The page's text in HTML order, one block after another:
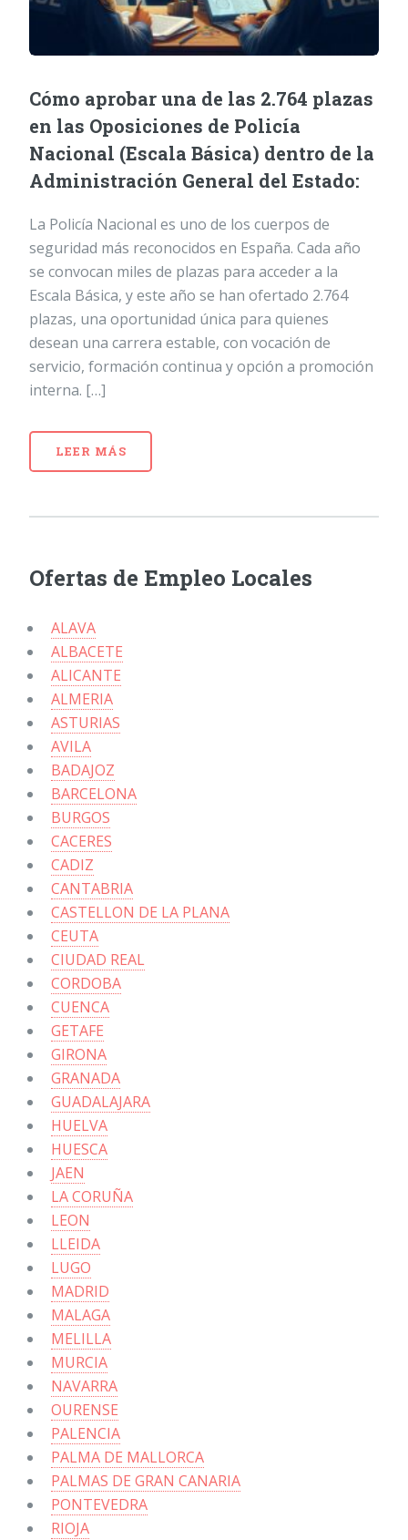
Cómo aprobar una de las 2.764 plazas
en las Oposiciones de Policía
Nacional (Escala Básica) dentro de la
Administración General del Estado:
La Policía Nacional es uno de los cuerpos de
seguridad más reconocidos en España. Cada año
se convocan miles de plazas para acceder a la
Escala Básica, y este año se han ofertado 2.764
plazas, una oportunidad única para quienes
desean una carrera estable, con vocación de
servicio, formación continua y opción a promoción
interna. […]
LEER MÁS
Ofertas de Empleo Locales
ALAVA
ALBACETE
ALICANTE
ALMERIA
ASTURIAS
AVILA
BADAJOZ
BARCELONA
BURGOS
CACERES
CADIZ
CANTABRIA
CASTELLON DE LA PLANA
CEUTA
CIUDAD REAL
CORDOBA
CUENCA
GETAFE
GIRONA
GRANADA
GUADALAJARA
HUELVA
HUESCA
JAEN
LA CORUÑA
LEON
LLEIDA
LUGO
MADRID
MALAGA
MELILLA
MURCIA
NAVARRA
OURENSE
PALENCIA
PALMA DE MALLORCA
PALMAS DE GRAN CANARIA
PONTEVEDRA
RIOJA